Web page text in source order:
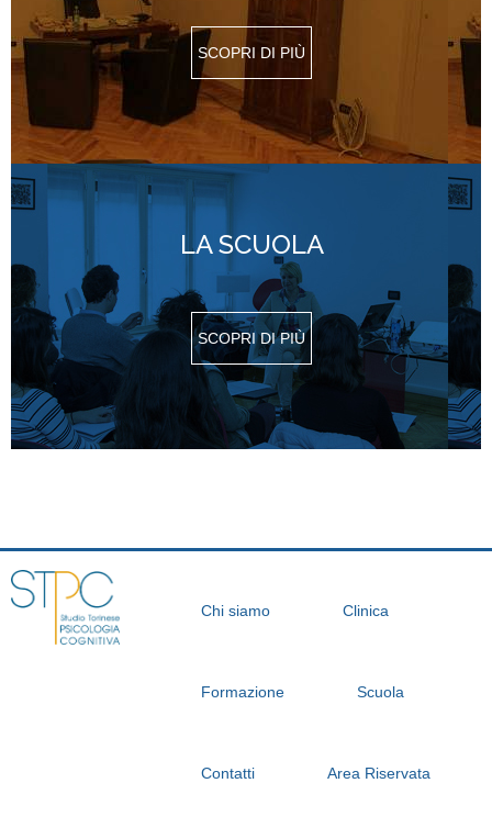
SCOPRI DI PIÙ
LA SCUOLA
SCOPRI DI PIÙ
Chi siamo Clinica
Formazione Scuola
Contatti Area Riservata